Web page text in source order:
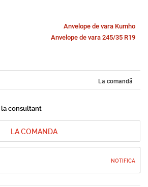
Anvelope de vara Kumho
Anvelope de vara 245/35 R19
La comandă
la consultant
LA COMANDA
NOTIFICA